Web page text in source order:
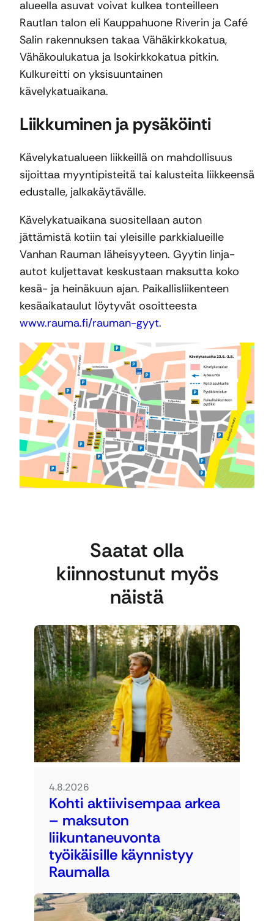
alueella asuvat voivat kulkea tonteilleen
Rautlan talon eli Kauppahuone Riverin ja Café
Salin rakennuksen takaa Vähäkirkkokatua,
Vähäkoulukatua ja Isokirkkokatua pitkin.
Kulkureitti on yksisuuntainen
kävelykatuaikana.
Liikkuminen ja pysäköinti
Kävelykatualueen liikkeillä on mahdollisuus
sijoittaa myyntipisteitä tai kalusteita liikkeensä
edustalle, jalkakäytävälle.
Kävelykatuaikana suositellaan auton
jättämistä kotiin tai yleisille parkkialueille
Vanhan Rauman läheisyyteen. Gyytin linja-
autot kuljettavat keskustaan maksutta koko
kesä- ja heinäkuun ajan. Paikallisliikenteen
kesäaikataulut löytyvät osoitteesta
www.rauma.fi/rauman-gyyt.
Saatat olla
kiinnostunut myös
näistä
4.8.2026
Kohti aktiivisempaa arkea
– maksuton
liikuntaneuvonta
työikäisille käynnistyy
Raumalla